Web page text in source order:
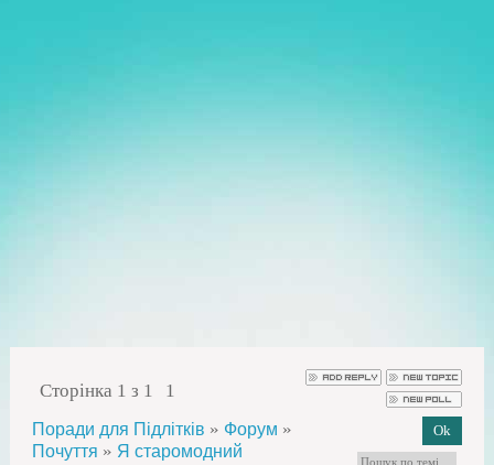
Сторінка 1 з 1 1
Поради для Підлітків » Форум »
Почуття » Я старомодний